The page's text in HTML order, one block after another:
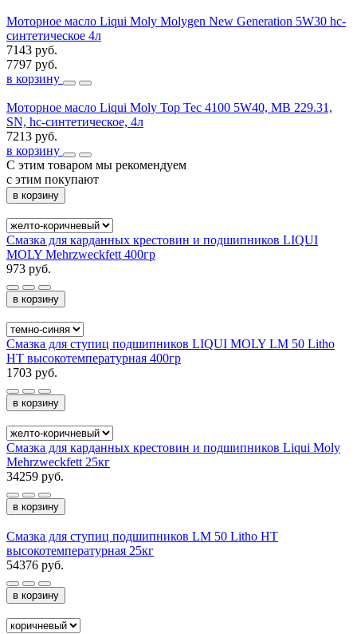
Моторное масло Liqui Moly Molygen New Generation 5W30 hc-
синтетическое 4л
7143 руб.
7797 руб.
в корзину
Моторное масло Liqui Moly Top Tec 4100 5W40, MB 229.31,
SN, hc-синтетическое, 4л
7213 руб.
в корзину
С этим товаром мы рекомендуем
с этим покупают
в корзину
Смазка для карданных крестовин и подшипников LIQUI
MOLY Mehrzweckfett 400гр
973 руб.
в корзину
Смазка для ступиц подшипников LIQUI MOLY LM 50 Litho
HT высокотемпературная 400гр
1703 руб.
в корзину
Смазка для карданных крестовин и подшипников Liqui Moly
Mehrzweckfett 25кг
34259 руб.
в корзину
Cмазка для ступиц подшипников LM 50 Litho HT
высокотемпературная 25кг
54376 руб.
в корзину